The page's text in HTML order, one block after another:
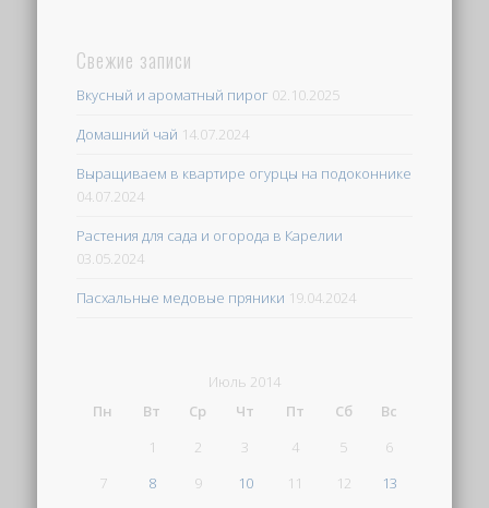
Свежие записи
Вкусный и ароматный пирог 02.10.2025
Домашний чай 14.07.2024
Выращиваем в квартире огурцы на подоконнике
04.07.2024
Растения для сада и огорода в Карелии
03.05.2024
Пасхальные медовые пряники 19.04.2024
Июль 2014
Пн
Вт Ср Чт Пт Сб
Вс
1
2 3 4 5
6
7
8 9 10 11 12
13